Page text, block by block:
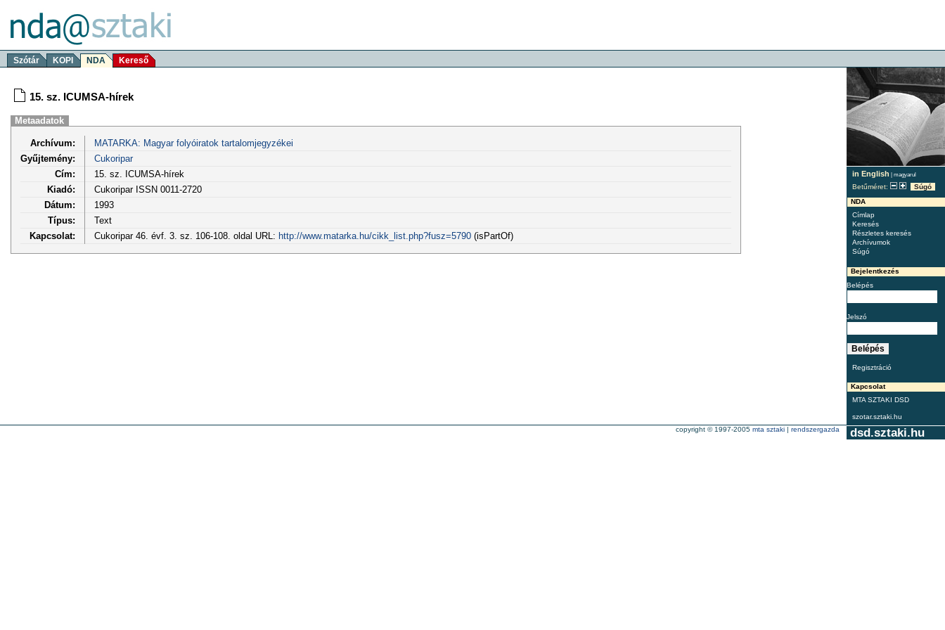
Szótár KOPI NDA Kereső
in English | magyarul
Betűméret:
Súgó
NDA
Címlap
Keresés
Részletes keresés
Archívumok
Súgó
Bejelentkezés
Belépés
Jelszó
Regisztráció
Kapcsolat
MTA SZTAKI DSD
szotar.sztaki.hu
15. sz. ICUMSA-hírek
Metaadatok
Archívum:
MATARKA: Magyar folyóiratok tartalomjegyzékei
Gyűjtemény:
Cukoripar
Cím:
15. sz. ICUMSA-hírek
Kiadó:
Cukoripar ISSN 0011-2720
Dátum:
1993
Típus:
Text
Kapcsolat:
Cukoripar 46. évf. 3. sz. 106-108. oldal URL: http://www.matarka.hu/cikk_list.php?fusz=5790(isPartOf)
dsd.sztaki.hu
copyright © 1997-2005 mta sztaki | rendszergazda